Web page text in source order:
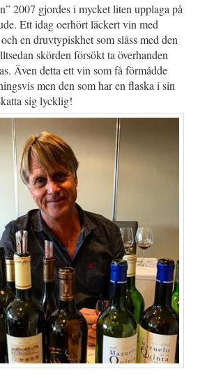
2007 gjordes i mycket liten upplaga på
Ett idag oerhört läckert vin med
en druvtypiskhet som slåss med den
skörden försökt ta överhanden
Även detta ett vin som få förmådde
men den som har en flaska i sin
sig lycklig!